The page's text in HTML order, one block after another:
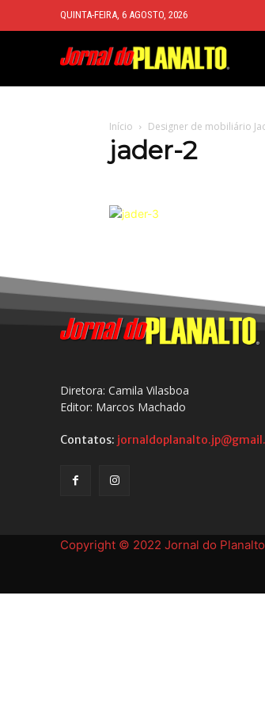
QUINTA-FEIRA, 6 AGOSTO, 2026
Início Designer de mobiliário
jader-2
Diretora: Camila Vilasboa
Editor: Marcos Machado
Contatos:
Copyright © 2022 Jornal do